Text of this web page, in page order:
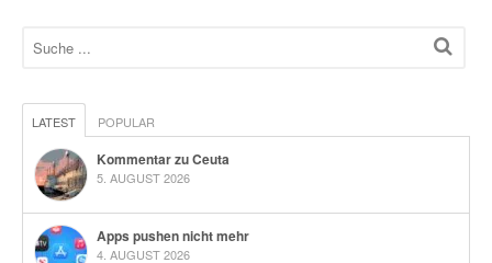
LATEST POPULAR
Kommentar zu Ceuta
5. AUGUST 2026
Apps pushen nicht mehr
4. AUGUST 2026